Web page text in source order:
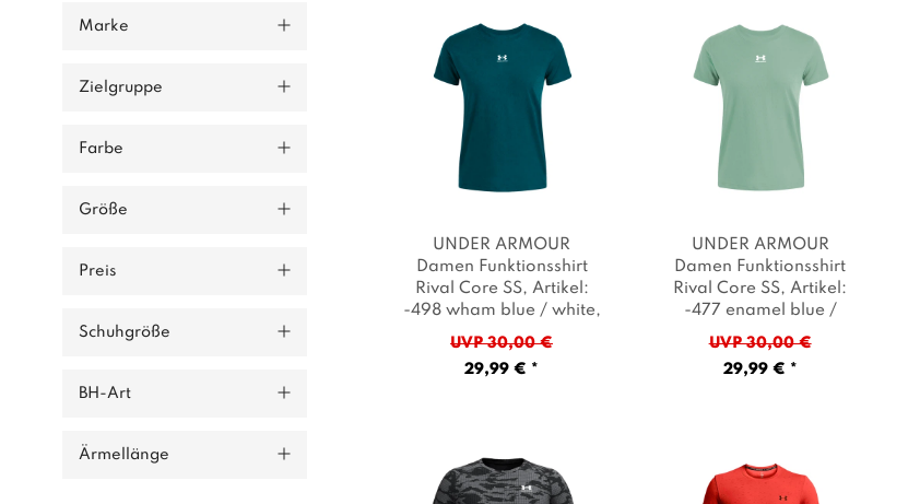
Marke
Zielgruppe
Farbe
Größe
Preis
Schuhgröße
BH-Art
Ärmellänge
UNDER ARMOUR
Damen Funktionsshirt
Rival Core SS, Artikel:
-498 wham blue / white,
Farbe: Blau
UVP 30,00 €
29,99 € *
UNDER ARMOUR
Damen Funktionsshirt
Rival Core SS, Artikel:
-477 enamel blue /
white, Farbe: Mint
UVP 30,00 €
29,99 € *